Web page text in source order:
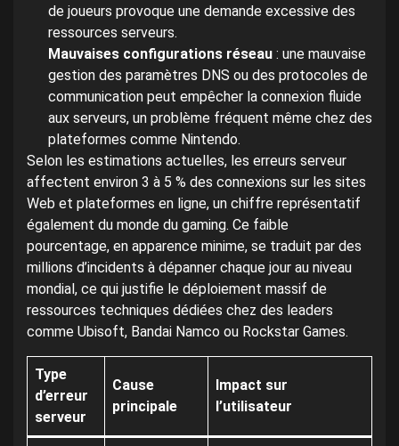
de joueurs provoque une demande excessive des
ressources serveurs.
Mauvaises configurations réseau : une mauvaise
gestion des paramètres DNS ou des protocoles de
communication peut empêcher la connexion fluide
aux serveurs, un problème fréquent même chez des
plateformes comme Nintendo.
Selon les estimations actuelles, les erreurs serveur
affectent environ 3 à 5 % des connexions sur les sites
Web et plateformes en ligne, un chiffre représentatif
également du monde du gaming. Ce faible
pourcentage, en apparence minime, se traduit par des
millions d’incidents à dépanner chaque jour au niveau
mondial, ce qui justifie le déploiement massif de
ressources techniques dédiées chez des leaders
comme Ubisoft, Bandai Namco ou Rockstar Games.
Type
d’erreur
serveur
Cause
principale
Impact sur
l’utilisateur